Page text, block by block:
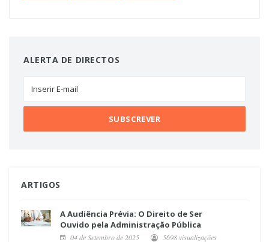
ALERTA DE DIRECTOS
ARTIGOS
A Audiência Prévia: O Direito de Ser
Ouvido pela Administração Pública
04 de Setembro de 2025 5698 visualizações